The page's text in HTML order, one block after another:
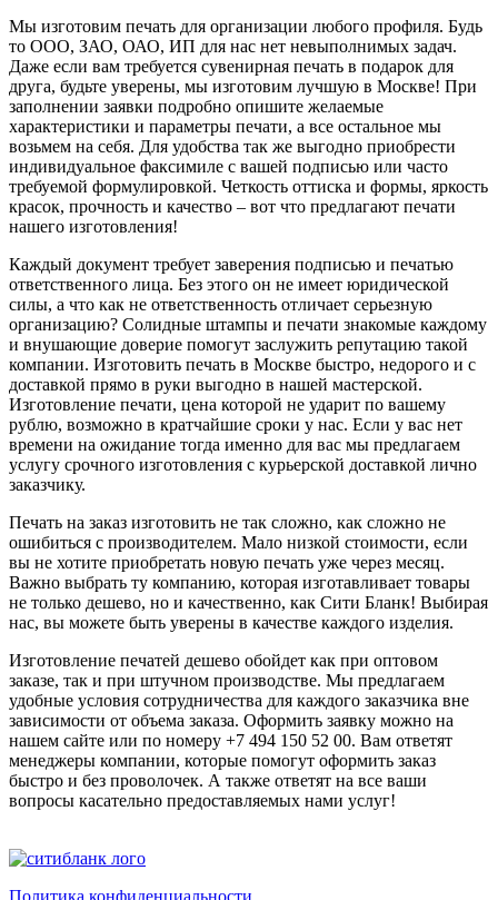
Мы изготовим печать для организации любого профиля. Будь
то ООО, ЗАО, ОАО, ИП для нас нет невыполнимых задач.
Даже если вам требуется сувенирная печать в подарок для
друга, будьте уверены, мы изготовим лучшую в Москве! При
заполнении заявки подробно опишите желаемые
характеристики и параметры печати, а все остальное мы
возьмем на себя. Для удобства так же выгодно приобрести
индивидуальное факсимиле с вашей подписью или часто
требуемой формулировкой. Четкость оттиска и формы, яркость
красок, прочность и качество – вот что предлагают печати
нашего изготовления!
Каждый документ требует заверения подписью и печатью
ответственного лица. Без этого он не имеет юридической
силы, а что как не ответственность отличает серьезную
организацию? Солидные штампы и печати знакомые каждому
и внушающие доверие помогут заслужить репутацию такой
компании. Изготовить печать в Москве быстро, недорого и с
доставкой прямо в руки выгодно в нашей мастерской.
Изготовление печати, цена которой не ударит по вашему
рублю, возможно в кратчайшие сроки у нас. Если у вас нет
времени на ожидание тогда именно для вас мы предлагаем
услугу срочного изготовления с курьерской доставкой лично
заказчику.
Печать на заказ изготовить не так сложно, как сложно не
ошибиться с производителем. Мало низкой стоимости, если
вы не хотите приобретать новую печать уже через месяц.
Важно выбрать ту компанию, которая изготавливает товары
не только дешево, но и качественно, как Сити Бланк! Выбирая
нас, вы можете быть уверены в качестве каждого изделия.
Изготовление печатей дешево обойдет как при оптовом
заказе, так и при штучном производстве. Мы предлагаем
удобные условия сотрудничества для каждого заказчика вне
зависимости от объема заказа. Оформить заявку можно на
нашем сайте или по номеру +7 494 150 52 00. Вам ответят
менеджеры компании, которые помогут оформить заказ
быстро и без проволочек. А также ответят на все ваши
вопросы касательно предоставляемых нами услуг!